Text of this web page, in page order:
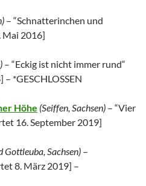
– “Schnatterinchen und
Mai 2016]
– “Eckig ist nicht immer rund“
] – *GESCHLOSSEN
Höhe (Seiffen, Sachsen) – “Vier
16. September 2019]
Gottleuba, Sachsen) –
8. März 2019] –